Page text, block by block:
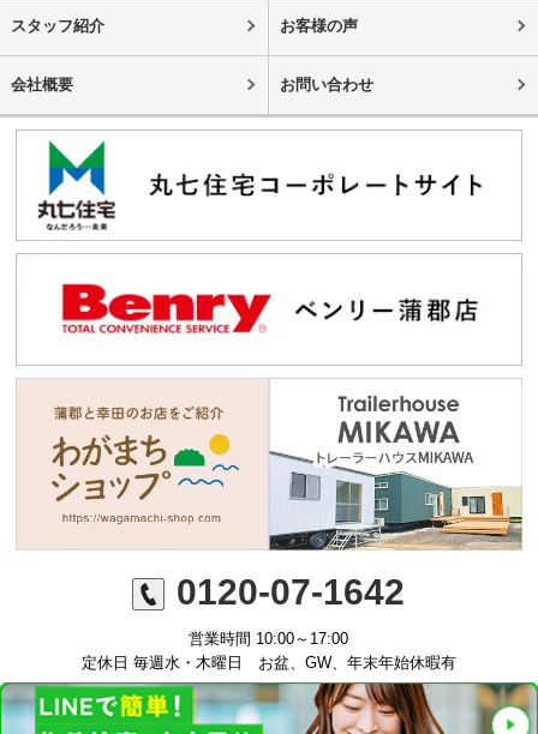
スタッフ紹介 お客様の声
会社概要 お問い合わせ
0120-07-1642
営業時間 10:00～17:00
定休日 毎週水・木曜日 お盆、GW、年末年始休暇有